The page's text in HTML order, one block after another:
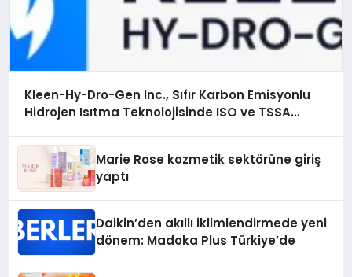
Kleen-Hy-Dro-Gen Inc., Sıfır Karbon Emisyonlu
Hidrojen Isıtma Teknolojisinde ISO ve TSSA
Marie Rose kozmetik sektörüne giriş
yaptı
Daikin’den akıllı iklimlendirmede yeni
dönem: Madoka Plus Türkiye’de